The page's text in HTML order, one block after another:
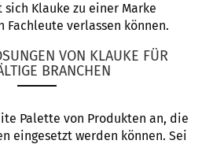
Klauke zu einer Marke
verlassen können.
VON KLAUKE FÜR
BRANCHEN
Palette von Produkten an, die
eingesetzt werden können. Sei